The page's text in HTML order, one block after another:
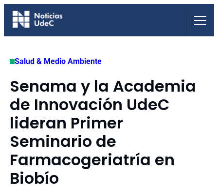
Saltar
Salud & Medio Ambiente
Senama y la Academia
de Innovación UdeC
lideran Primer
Seminario de
Farmacogeriatría en
Biobío